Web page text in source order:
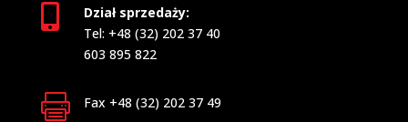

Dział sprzedaży:
Tel: +48 (32) 202 37 40
603 895 822
 Fax +48 (32) 202 37 49